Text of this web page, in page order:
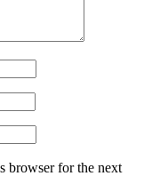
browser for the next